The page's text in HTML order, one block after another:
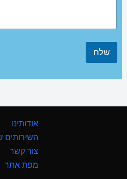
שלח
אודותינו
השירותים
צור קשר
מפת אתר